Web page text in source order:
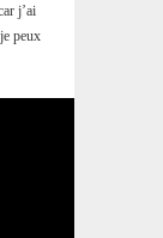
j’ai
peux